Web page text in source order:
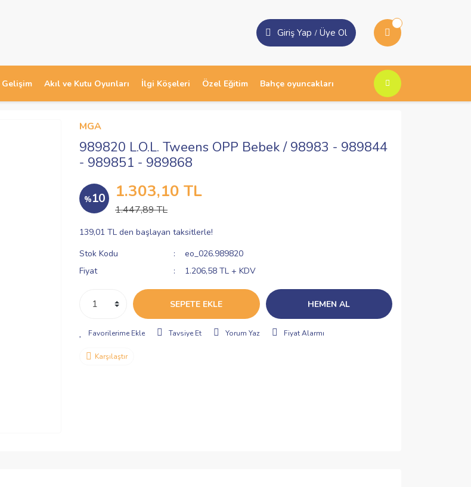
Giriş Yap / Üye Ol
Akıl ve Kutu Oyunları İlgi Köşeleri Özel Eğitim Bahçe oyuncakları
MGA
989820 L.O.L. Tweens OPP Bebek / 98983 - 989844
- 989851 - 989868
%10 1.303,10 TL
1.447,89 TL
139,01 TL den başlayan taksitlerle!
Stok Kodu
eo_026.989820
Fiyat
1.206,58 TL + KDV
SEPETE EKLE HEMEN AL
Tavsiye Et Yorum Yaz Fiyat Alarmı
Karşılaştır